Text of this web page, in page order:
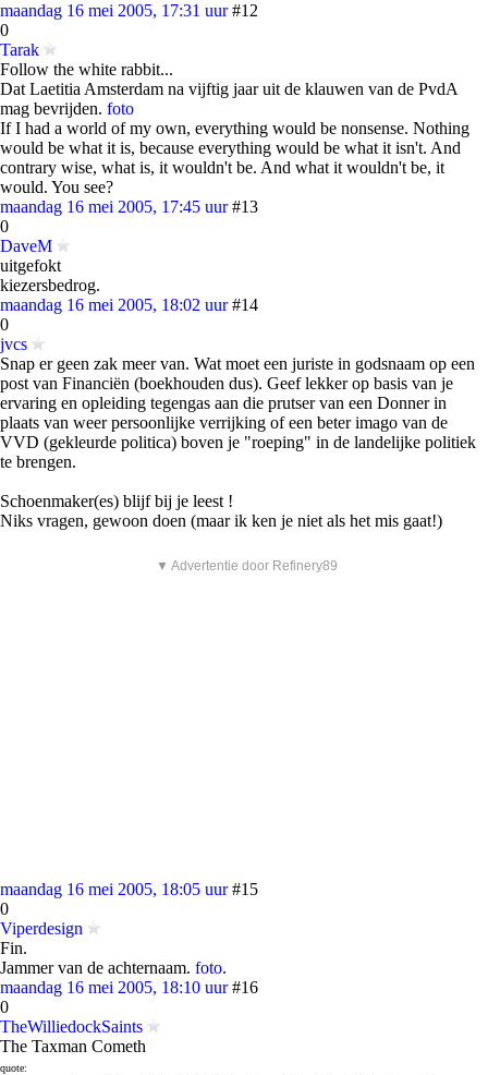
maandag 16 mei 2005, 17:31 uur #12
0
Tarak
Follow the white rabbit...
Dat Laetitia Amsterdam na vijftig jaar uit de klauwen van de PvdA
mag bevrijden. foto
If I had a world of my own, everything would be nonsense. Nothing
would be what it is, because everything would be what it isn't. And
contrary wise, what is, it wouldn't be. And what it wouldn't be, it
would. You see?
maandag 16 mei 2005, 17:45 uur #13
0
DaveM
uitgefokt
kiezersbedrog.
maandag 16 mei 2005, 18:02 uur #14
0
jvcs
Snap er geen zak meer van. Wat moet een juriste in godsnaam op een
post van Financiën (boekhouden dus). Geef lekker op basis van je
ervaring en opleiding tegengas aan die prutser van een Donner in
plaats van weer persoonlijke verrijking of een beter imago van de
VVD (gekleurde politica) boven je "roeping" in de landelijke politiek
te brengen.
Schoenmaker(es) blijf bij je leest !
Niks vragen, gewoon doen (maar ik ken je niet als het mis gaat!)
▼ Advertentie door Refinery89
maandag 16 mei 2005, 18:05 uur #15
0
Viperdesign
Fin.
Jammer van de achternaam. foto.
maandag 16 mei 2005, 18:10 uur #16
0
TheWilliedockSaints
The Taxman Cometh
quote: